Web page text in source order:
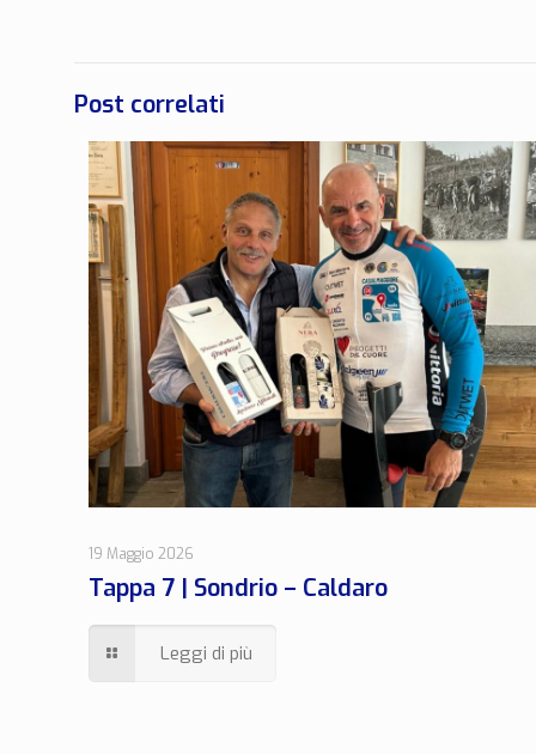
Post correlati
19 Maggio 2026
Tappa 7 | Sondrio – Caldaro
Leggi di più